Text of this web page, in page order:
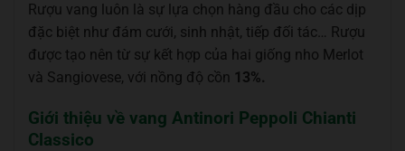
Rượu vang luôn là sự lựa chọn hàng đầu cho các dịp
đặc biệt như đám cưới, sinh nhật, tiếp đối tác… Rượu
được tạo nên từ sự kết hợp của hai giống nho Merlot
và Sangiovese, với nồng độ cồn 13%.
Giới thiệu về vang Antinori Peppoli Chianti
Classico